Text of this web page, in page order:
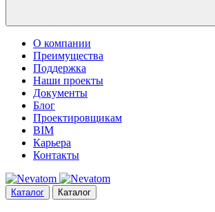
О компании
Преимущества
Поддержка
Наши проекты
Документы
Блог
Проектировщикам
BIM
Карьера
Контакты
Каталог Каталог